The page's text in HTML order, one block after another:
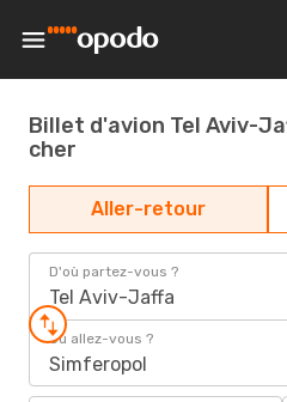
Billet d'avion Tel Aviv-
cher
Aller-retour
D'où partez-vous ?
Tel Aviv-Jaffa
Où allez-vous ?
Simferopol